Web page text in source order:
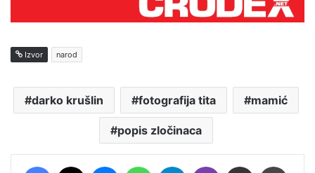
Izvor narod
darko krušlin fotografija tita mamić
popis zločinaca
Facebook MessengerWhatsAppTelegram Viber Podijeli putem E-maila